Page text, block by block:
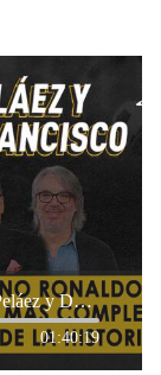
Escuche aquí el audio completo de Peláez y De Francisco de este 4 de febrero de 2025
01:40:19